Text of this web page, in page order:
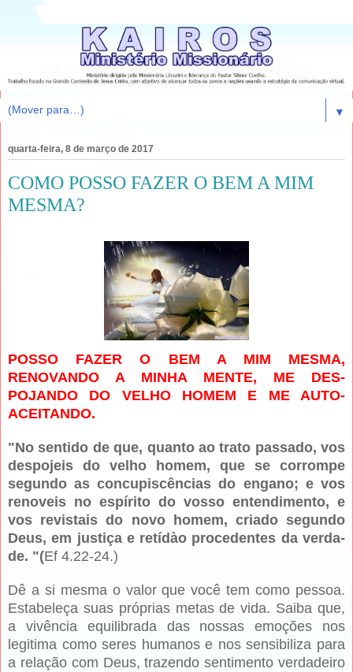
▼
quarta-feira, 8 de março de 2017
COMO POSSO FAZER O BEM A MIM
MESMA?
POSSO FAZER O BEM A MIM MESMA,
RENOVANDO A MINHA MENTE, ME DES­
POJANDO DO VELHO HOMEM E ME AUTO-
ACEITANDO.
"No sentido de que, quanto ao tra­to passado, vos
despojeis do velho homem, que se corrompe
segundo as concupiscências do engano; e vos
re­noveis no espírito do vosso entendi­mento, e
vos revistais do novo ho­mem, criado segundo
Deus, em jus­tiça e retídào procedentes da verda­
de. "(Ef 4.22-24.)
Dê a si mesma o valor que você tem como pessoa.
Estabeleça suas próprias metas de vida. Saiba que,
a vivência equilibrada das nossas emoções nos
legitima como seres humanos e nos sensibiliza para
a relação com Deus, trazendo senti­mento verdadeiro